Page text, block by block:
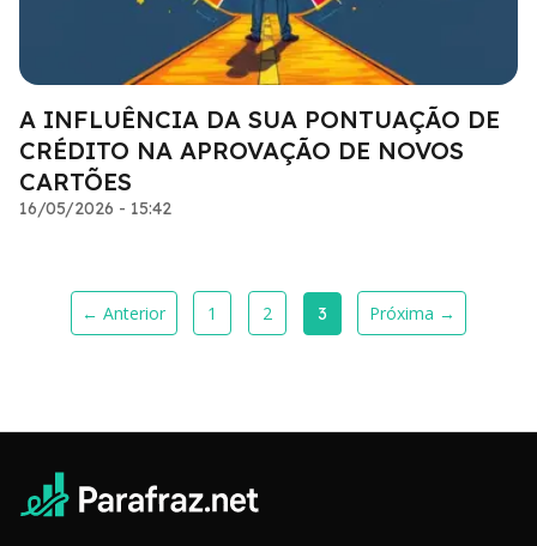
A INFLUÊNCIA DA SUA PONTUAÇÃO DE
CRÉDITO NA APROVAÇÃO DE NOVOS
CARTÕES
16/05/2026 - 15:42
← Anterior 1 2 3 Próxima →